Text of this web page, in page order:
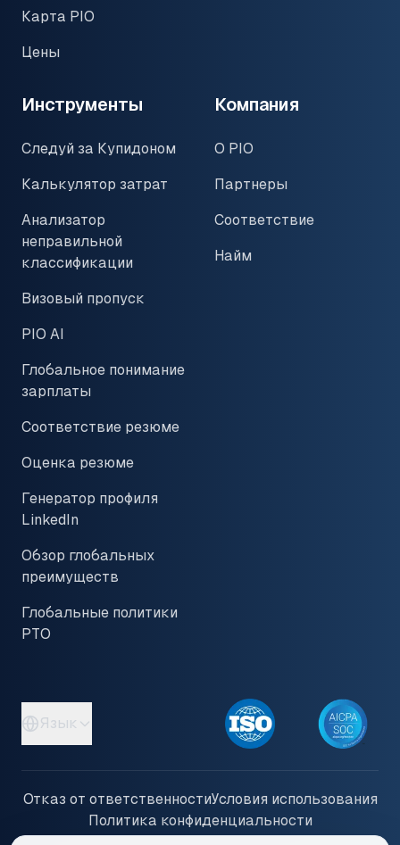
Карта PIO
Цены
Инструменты
Следуй за Купидоном
Калькулятор затрат
Анализатор
неправильной
классификации
Визовый пропуск
PIO AI
Глобальное понимание
зарплаты
Соответствие резюме
Оценка резюме
Генератор профиля
LinkedIn
Обзор глобальных
преимуществ
Глобальные политики
PTO
Компания
О PIO
Партнеры
Соответствие
Найм
Язык
Отказ от ответственностиУсловия использования
Политика конфиденциальности